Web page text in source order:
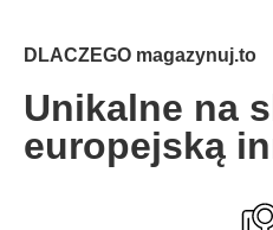
DLACZEGO magazynuj.to
Unikalne na
europejską